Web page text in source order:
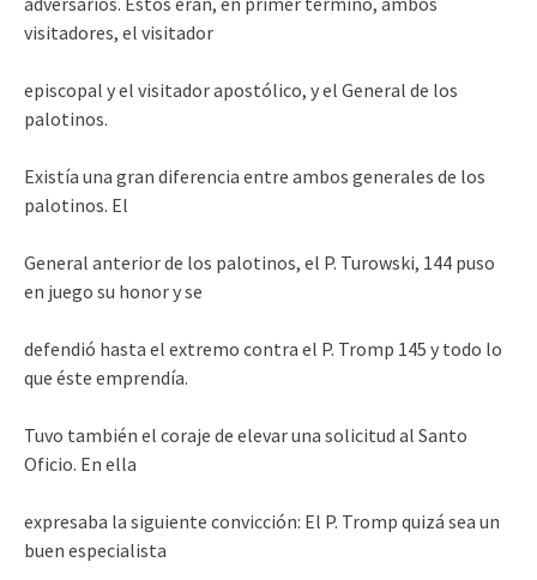
visitadores, el visitador
episcopal y el visitador apostólico, y el General de los
palotinos.
Existía una gran diferencia entre ambos generales de los
palotinos. El
General anterior de los palotinos, el P. Turowski, 144 puso
en juego su honor y se
defendió hasta el extremo contra el P. Tromp 145 y todo lo
que éste emprendía.
Tuvo también el coraje de elevar una solicitud al Santo
Oficio. En ella
expresaba la siguiente convicción: El P. Tromp quizá sea un
buen especialista